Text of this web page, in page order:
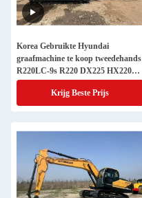
Korea Gebruikte Hyundai
graafmachine te koop tweedehands
R220LC-9s R220 DX225 HX220
Jindongyu Machinery
Krijg Beste Prijs